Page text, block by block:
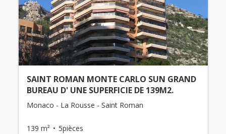
SAINT ROMAN MONTE CARLO SUN GRAND
BUREAU D' UNE SUPERFICIE DE 139M2.
Monaco - La Rousse - Saint Roman
139 m² 5pièces